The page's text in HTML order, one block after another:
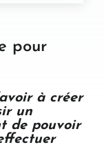
pour
à créer
un
de pouvoir